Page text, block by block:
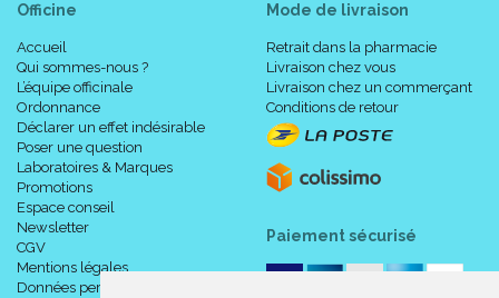
Officine
Accueil
Qui sommes-nous ?
L’équipe officinale
Ordonnance
Déclarer un effet indésirable
Poser une question
Laboratoires & Marques
Promotions
Espace conseil
Newsletter
CGV
Mentions légales
Données personnelles
Mode de livraison
Retrait dans la pharmacie
Livraison chez vous
Livraison chez un commerçant
Conditions de retour
Paiement sécurisé